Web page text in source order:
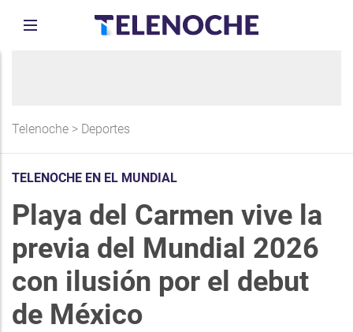
Telenoche > Deportes
TELENOCHE EN EL MUNDIAL
Playa del Carmen vive la
previa del Mundial 2026
con ilusión por el debut
de México